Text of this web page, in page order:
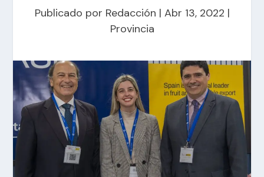
Publicado por Redacción | Abr 13, 2022 |
Provincia